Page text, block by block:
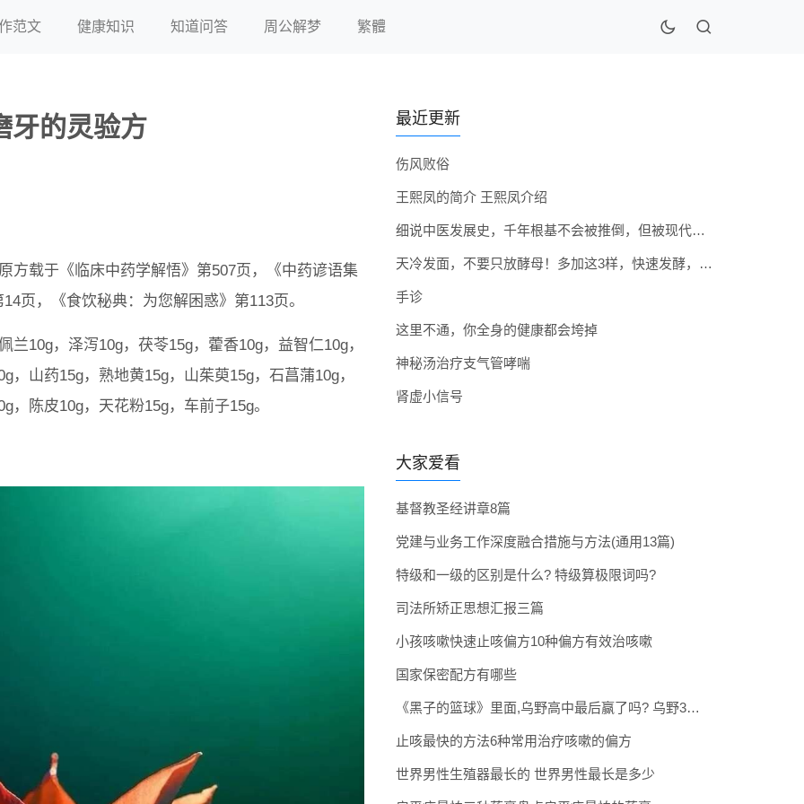
范文 健康知识 知道问答 周公解梦 繁體
牙的灵验方
方载于《临床中药学解悟》第507页，《中药谚语集
页，《食饮秘典：为您解困惑》第113页。
兰10g，泽泻10g，茯苓15g，藿香10g，益智仁10g，
，山药15g，熟地黄15g，山茱萸15g，石菖蒲10g，
，陈皮10g，天花粉15g，车前子15g。
最近更新
伤风败俗
王熙凤的简介 王熙凤介绍
细说中医发展史，千年根基不会被推倒，但被现代医疗模式堵住出路
天冷发面，不要只放酵母！多加这3样，快速发酵，蓬松香软弹性十足
手诊
这里不通，你全身的健康都会垮掉
神秘汤治疗支气管哮喘
肾虚小信号
大家爱看
基督教圣经讲章8篇
党建与业务工作深度融合措施与方法(通用13篇)
特级和一级的区别是什么? 特级算极限词吗?
司法所矫正思想汇报三篇
小孩咳嗽快速止咳偏方10种偏方有效治咳嗽
国家保密配方有哪些
《黑子的篮球》里面,乌野高中最后赢了吗? 乌野3年拿到全国冠军了吗
止咳最快的方法6种常用治疗咳嗽的偏方
世界男性生殖器最长的 世界男性最长是多少